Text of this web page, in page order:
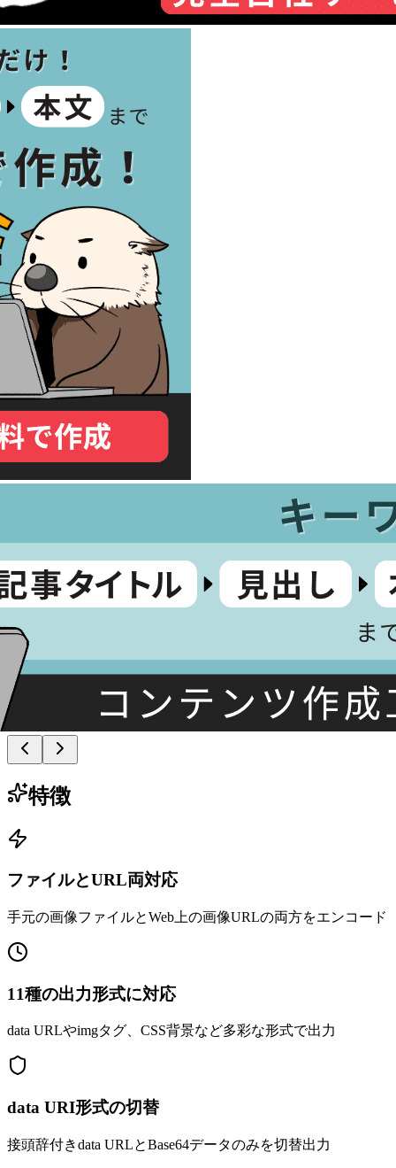
特徴
ファイルとURL両対応
手元の画像ファイルとWeb上の画像URLの両方をエンコード
11種の出力形式に対応
data URLやimgタグ、CSS背景など多彩な形式で出力
data URI形式の切替
接頭辞付きdata URLとBase64データのみを切替出力